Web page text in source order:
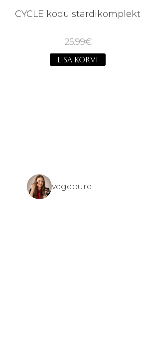
CYCLE kodu stardikomplekt
25.99€
LISA KORVI
vegepure